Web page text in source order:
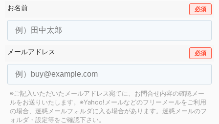
お名前 必須
メールアドレス 必須
※ご記入いただいたメールアドレス宛てに、お問合せ内容の確認メー
ルをお送りいたします。 ※Yahoo!メールなどのフリーメールをご利用
の場合、迷惑メールフォルダに入る場合があります。 迷惑メールのフ
ォルダ・設定等をご確認下さい。